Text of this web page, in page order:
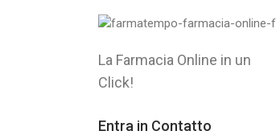
La Farmacia Online in un
Click!
Entra in Contatto